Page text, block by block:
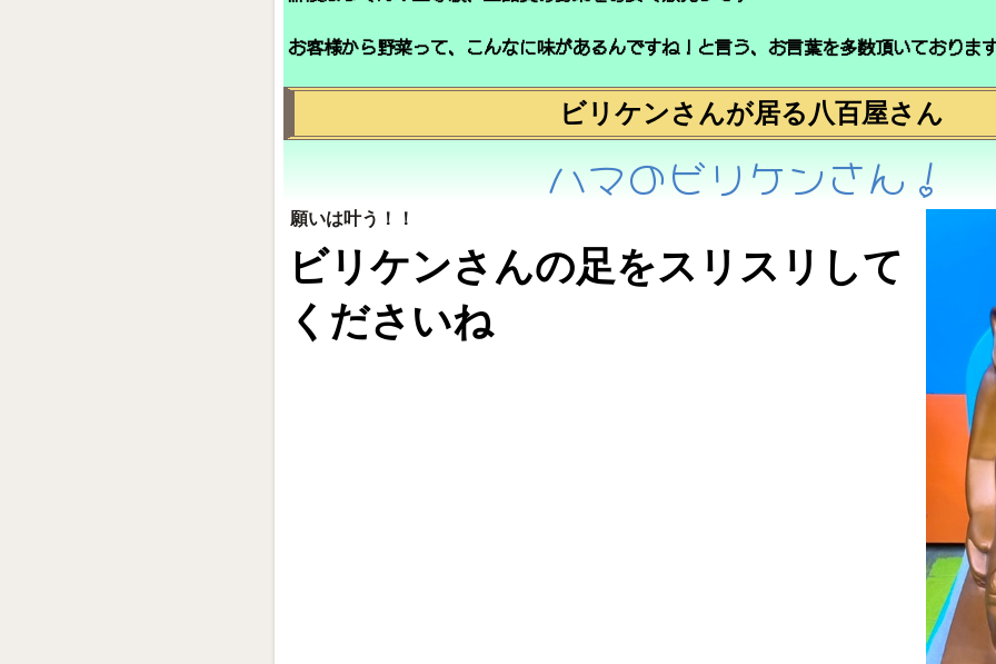
お客様から野菜って、こんなに味があるんですね！と言う、お言葉を多数頂いておりま
ビリケンさんが居る八百屋さん
ハマのビリケンさん！
願いは叶う！！
ビリケンさんの足をスリスリして
くださいね